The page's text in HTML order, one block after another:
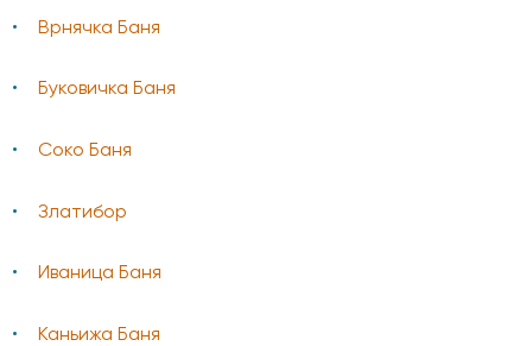
Врнячка Баня
Буковичка Баня
Соко Баня
Златибор
Иваница Баня
Каньижа Баня